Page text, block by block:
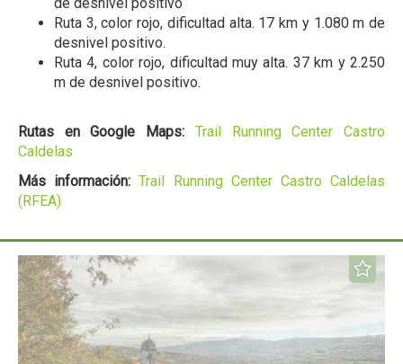
Ruta 3, color rojo, dificultad alta. 17 km y 1.080 m de
desnivel positivo.
Ruta 4, color rojo, dificultad muy alta. 37 km y 2.250
m de desnivel positivo.
Rutas en Google Maps: Trail Running Center Castro
Caldelas
Más información:Trail Running Center Castro Caldelas
(RFEA)